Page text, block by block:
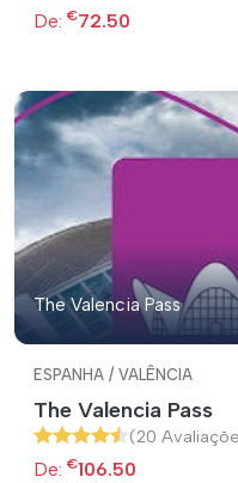
De: €72.50
The Valencia Pass
ESPANHA / VALÊNCIA
The Valencia Pass
(20
De: €106.50